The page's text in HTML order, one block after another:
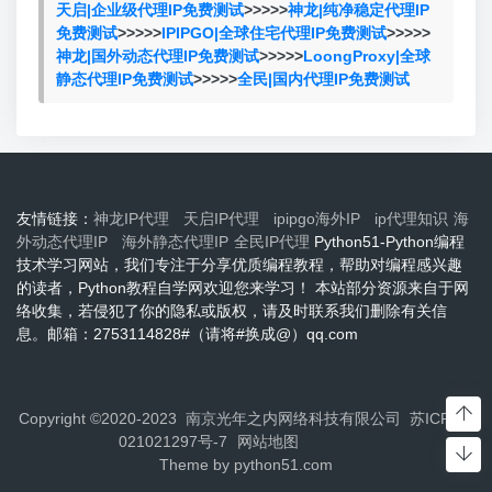
天启|企业级代理IP免费测试>>>>>神龙|纯净稳定代理IP
免费测试>>>>>IPIPGO|全球住宅代理IP免费测试>>>>>
神龙|国外动态代理IP免费测试>>>>>LoongProxy|全球
静态代理IP免费测试>>>>>全民|国内代理IP免费测试
友情链接： 神龙IP代理 天启IP代理 ipipgo海外IP ip代理知识 海
外动态代理IP
海外静态代理IP 全民IP代理 Python51-Python编程
技术学习网站，我们专注于分享优质编程教程，帮助对编程感兴趣
的读者，Python教程自学网欢迎您来学习！ 本站部分资源来自于网
络收集，若侵犯了你的隐私或版权，请及时联系我们删除有关信
息。邮箱：2753114828#（请将#换成@）qq.com
Copyright ©2020-2023 南京光年之内网络科技有限公司 苏ICP备2
021021297号-7
网站地图
Theme by python51.com